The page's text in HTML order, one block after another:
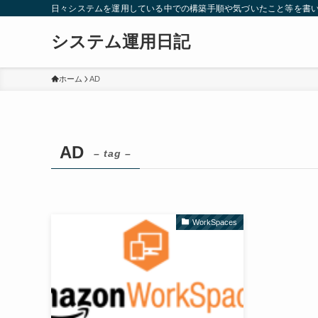
日々システムを運用している中での構築手順や気づいたこと等を書
システム運用日記
ホーム AD
AD – tag –
WorkSpaces